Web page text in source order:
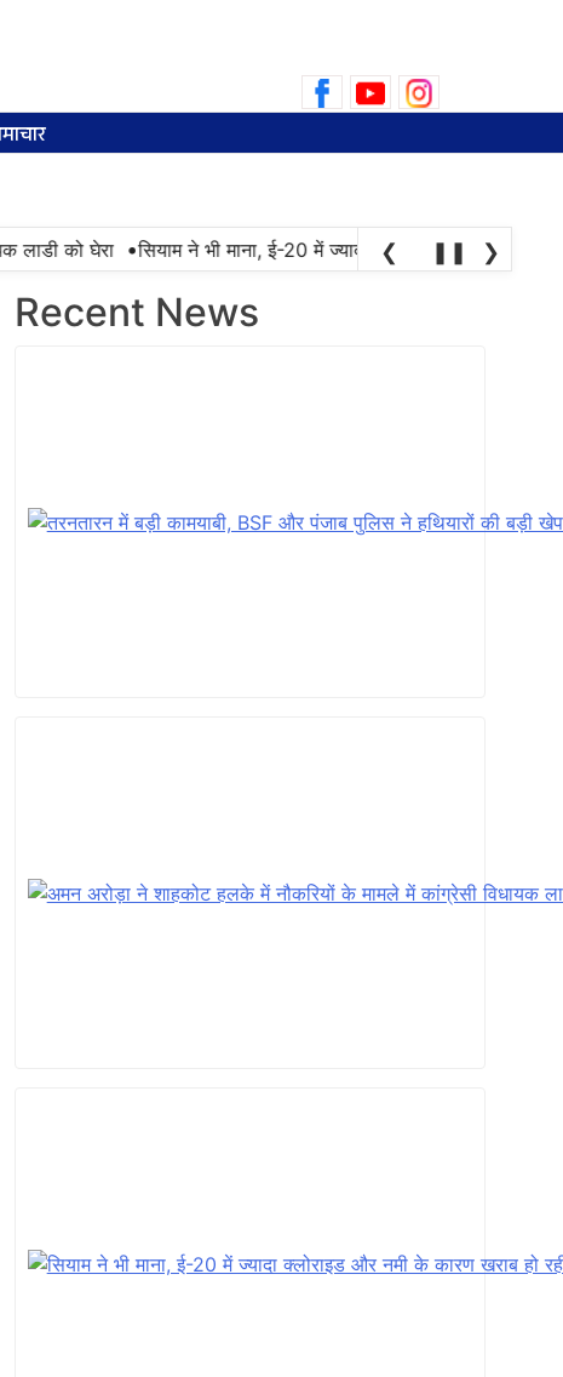
for:
को घेरा •सियाम ने भी माना, ई-20 में ज्यादा क्लोराइड और नमी के कारण
❮ ❚❚ ❯
Recent News